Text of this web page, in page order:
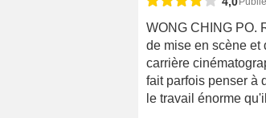
WONG CHING PO.
de mise en scène et
carrière
fait parfois penser à
le travail énorme